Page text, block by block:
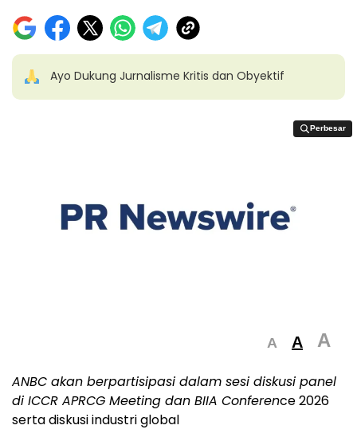
Ayo Dukung Jurnalisme Kritis dan Obyektif
Perbesar
Perbesar
A A A
ANBC akan berpartisipasi dalam sesi diskusi panel
di ICCR APRCG Meeting dan BIIA Conference 2026
serta diskusi industri global